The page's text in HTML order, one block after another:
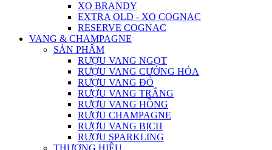
XO BRANDY
EXTRA OLD - XO COGNAC
RESERVE COGNAC
VANG & CHAMPAGNE
SẢN PHẨM
RƯỢU VANG NGỌT
RƯỢU VANG CƯỜNG HÓA
RƯỢU VANG ĐỎ
RƯỢU VANG TRẮNG
RƯỢU VANG HỒNG
RƯỢU CHAMPAGNE
RƯỢU VANG BỊCH
RƯỢU SPARKLING
THƯƠNG HIỆU